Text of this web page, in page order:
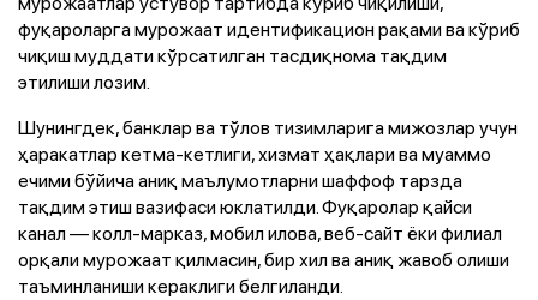
фуқароларга мурожаат идентификацион рақами ва кўриб
чиқиш муддати кўрсатилган тасдиқнома тақдим
этилиши лозим.
Шунингдек, банклар ва тўлов тизимларига мижозлар учун
ҳаракатлар кетма-кетлиги, хизмат ҳақлари ва муаммо
ечими бўйича аниқ маълумотларни шаффоф тарзда
тақдим этиш вазифаси юклатилди. Фуқаролар қайси
канал — колл-марказ, мобил илова, веб-сайт ёки филиал
орқали мурожаат қилмасин, бир хил ва аниқ жавоб олиши
таъминланиши кераклиги белгиланди.